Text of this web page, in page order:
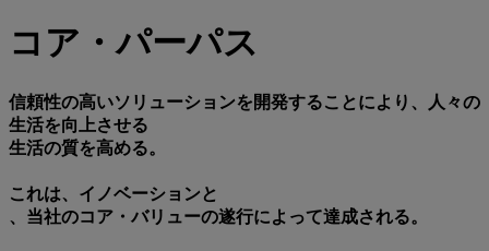
tower at sunset.
コア・パーパス
信頼性の高いソリューションを開発することにより、人々の
生活を向上させる
生活の質を高める。
これは、イノベーションと
、当社のコア・バリューの遂行によって達成される。